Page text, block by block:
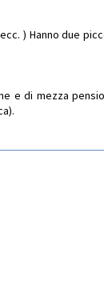
) Hanno due
e di mezza